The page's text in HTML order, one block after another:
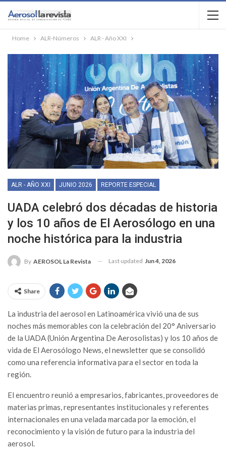
Home ALR-Números ALR - Año XXI
ALR - AÑO XXI JUNIO 2026 REPORTE ESPECIAL
UADA celebró dos décadas de historia
y los 10 años de El Aerosólogo en una
noche histórica para la industria
By AEROSOL La Revista Last updated Jun 4, 2026
Share
La industria del aerosol en Latinoamérica vivió una de sus
noches más memorables con la celebración del 20° Aniversario
de la UADA (Unión Argentina De Aerosolistas) y los 10 años de
vida de El Aerosólogo News, el newsletter que se consolidó
como una referencia informativa para el sector en toda la
región.
El encuentro reunió a empresarios, fabricantes, proveedores de
materias primas, representantes institucionales y referentes
internacionales en una velada marcada por la emoción, el
reconocimiento y la visión de futuro para la industria del
aerosol.